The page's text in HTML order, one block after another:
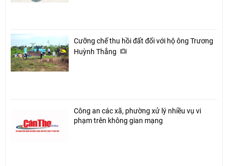
Cưỡng chế thu hồi đất đối với hộ ông Trương
Huỳnh Thắng
Công an các xã, phường xử lý nhiều vụ vi
phạm trên không gian mạng